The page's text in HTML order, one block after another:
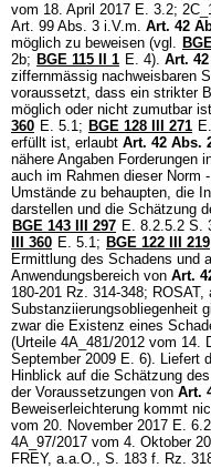
vom 18. April 2017 E. 3.2;
Art. 99 Abs. 3 i.V.m. Art. 42
möglich zu beweisen (vgl.
2b; BGE 115 II 1 E. 4). Art.
ziffernmässig nachweisbaren
voraussetzt, dass ein strikter
möglich oder nicht zumutbar
360 E. 5.1; BGE 128 III 271
erfüllt ist, erlaubt Art. 42 Abs.
nähere Angaben Forderungen
auch im Rahmen dieser Norm
Umstände zu behaupten, die
darstellen und die Schätzung
BGE 143 III 297 E. 8.2.5.2 S.
III 360 E. 5.1; BGE 122 III 219
Ermittlung des Schadens und
Anwendungsbereich von Art.
180-201 Rz. 314-348;
Substanziierungsobliegenheit
zwar die Existenz eines
(Urteile 4A_481/2012 vom 14.
September 2009 E. 6). Liefert
Hinblick auf die Schätzung
der Voraussetzungen von Art.
Beweiserleichterung kommt
vom 20. November 2017 E.
4A_97/2017 vom 4. Oktober
FREY, a.a.O., S. 183 f. Rz.